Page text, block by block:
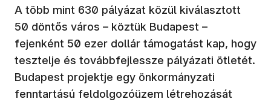
A több mint 630 pályázat közül kiválasztott
50 döntős város – köztük Budapest –
fejenként 50 ezer dollár támogatást kap, hogy
tesztelje és továbbfejlessze pályázati ötletét.
Budapest projektje egy önkormányzati
fenntartású feldolgozóüzem létrehozását